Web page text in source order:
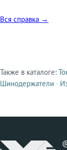
Вся справка →
Смежные
Также в каталоге:
Шинодержатели ·